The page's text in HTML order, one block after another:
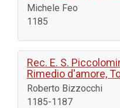
Michele Feo
1185
Rec. E. S.
Rimedio d'amore,
Roberto Bizzocchi
1185-1187